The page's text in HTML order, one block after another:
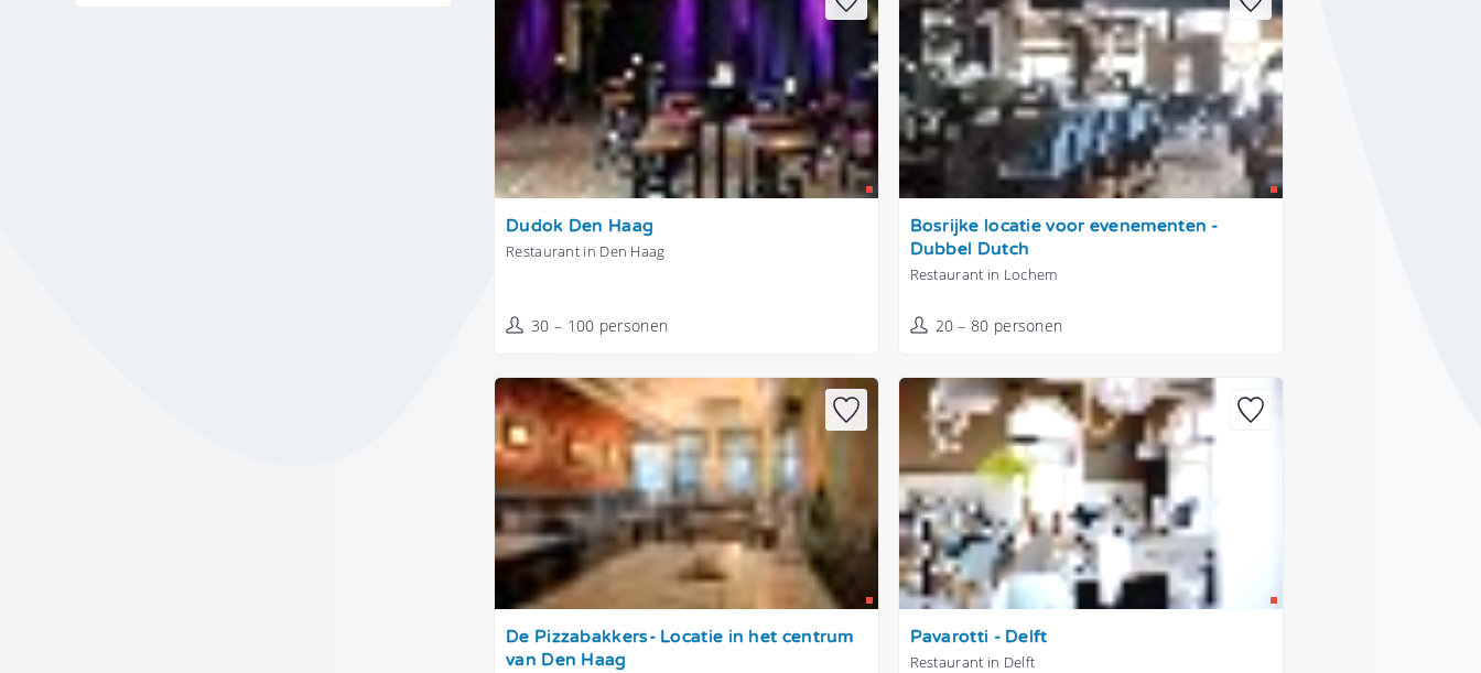
Tonen
Dudok Den Haag
Restaurant in Den Haag
30 – 100 personen
Tonen
Bosrijke locatie voor evenementen -
Dubbel Dutch
Restaurant in Lochem
20 – 80 personen
Tonen
De Pizzabakkers- Locatie in het centrum
van Den Haag
Tonen
Pavarotti - Delft
Restaurant in Delft